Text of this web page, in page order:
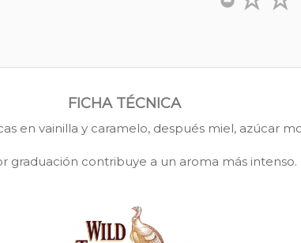
FICHA TÉCNICA
en vainilla y caramelo, después miel, azúcar
graduación contribuye a un aroma más intenso.